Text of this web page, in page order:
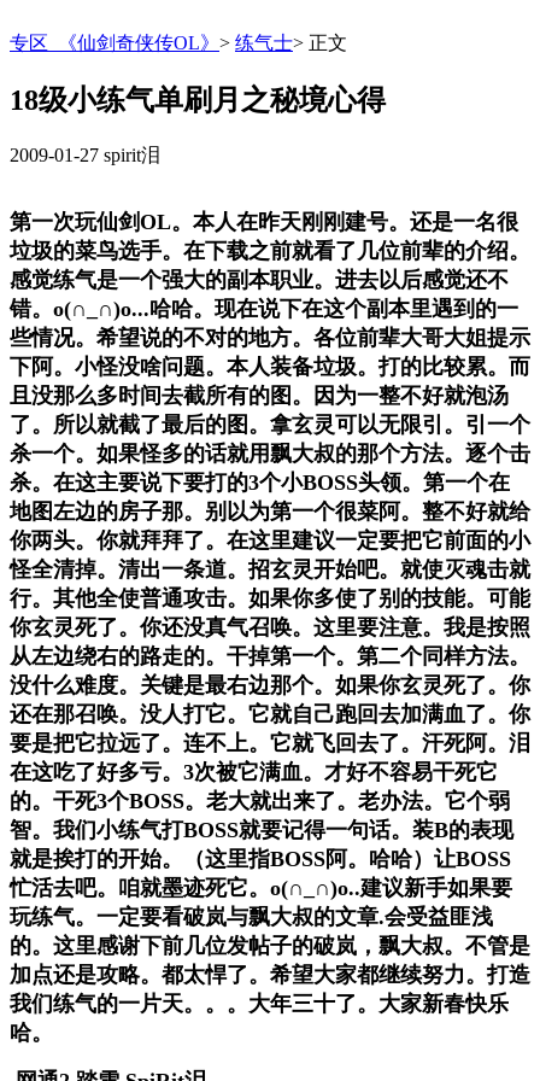
专区_《仙剑奇侠传OL》 > 练气士> 正文
18级小练气单刷月之秘境心得
2009-01-27 spirit泪
第一次玩仙剑OL。本人在昨天刚刚建号。还是一名很
垃圾的菜鸟选手。在下载之前就看了几位前辈的介绍。
感觉练气是一个强大的副本职业。进去以后感觉还不
错。o(∩_∩)o...哈哈。现在说下在这个副本里遇到的一
些情况。希望说的不对的地方。各位前辈大哥大姐提示
下阿。小怪没啥问题。本人装备垃圾。打的比较累。而
且没那么多时间去截所有的图。因为一整不好就泡汤
了。所以就截了最后的图。拿玄灵可以无限引。引一个
杀一个。如果怪多的话就用飘大叔的那个方法。逐个击
杀。在这主要说下要打的3个小BOSS头领。第一个在
地图左边的房子那。别以为第一个很菜阿。整不好就给
你两头。你就拜拜了。在这里建议一定要把它前面的小
怪全清掉。清出一条道。招玄灵开始吧。就使灭魂击就
行。其他全使普通攻击。如果你多使了别的技能。可能
你玄灵死了。你还没真气召唤。这里要注意。我是按照
从左边绕右的路走的。干掉第一个。第二个同样方法。
没什么难度。关键是最右边那个。如果你玄灵死了。你
还在那召唤。没人打它。它就自己跑回去加满血了。你
要是把它拉远了。连不上。它就飞回去了。汗死阿。泪
在这吃了好多亏。3次被它满血。才好不容易干死它
的。干死3个BOSS。老大就出来了。老办法。它个弱
智。我们小练气打BOSS就要记得一句话。装B的表现
就是挨打的开始。（这里指BOSS阿。哈哈）让BOSS
忙活去吧。咱就墨迹死它。o(∩_∩)o..建议新手如果要
玩练气。一定要看破岚与飘大叔的文章.会受益匪浅
的。这里感谢下前几位发帖子的破岚，飘大叔。不管是
加点还是攻略。都太悍了。希望大家都继续努力。打造
我们练气的一片天。。。大年三十了。大家新春快乐
哈。